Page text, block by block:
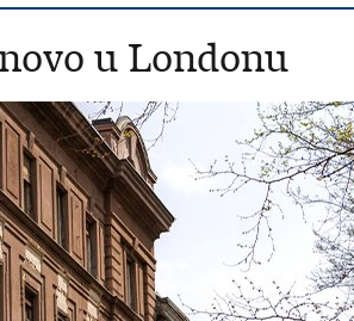
u Londonu